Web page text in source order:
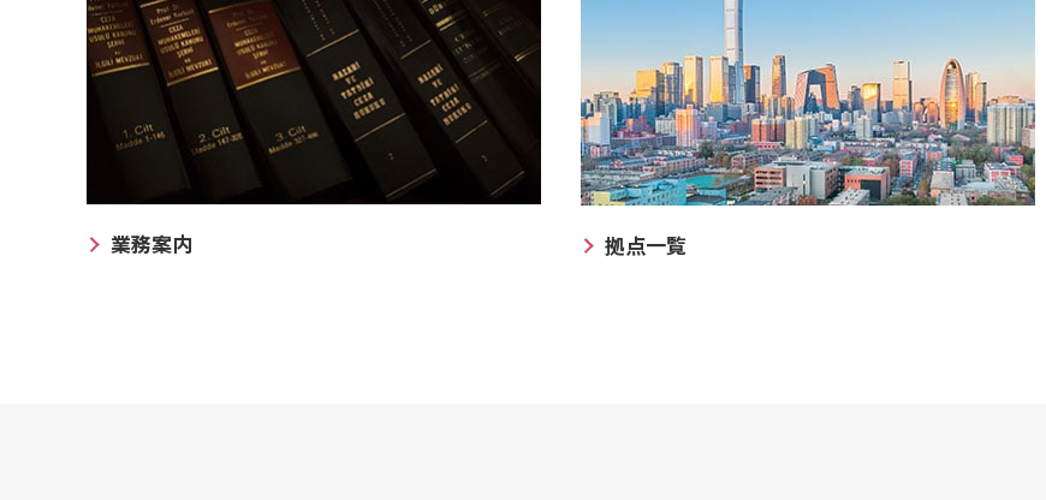
業務案内 拠点一覧